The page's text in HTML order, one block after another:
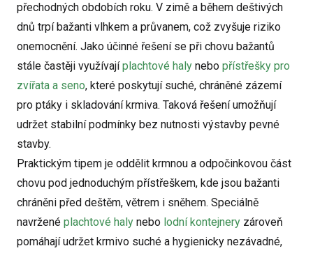
přechodných obdobích roku. V zimě a během deštivých
dnů trpí bažanti vlhkem a průvanem, což zvyšuje riziko
onemocnění. Jako účinné řešení se při chovu bažantů
stále častěji využívajíplachtové haly nebo přístřešky pro
zvířata a seno, které poskytují suché, chráněné zázemí
pro ptáky i skladování krmiva. Taková řešení umožňují
udržet stabilní podmínky bez nutnosti výstavby pevné
stavby.
Praktickým tipem je oddělit krmnou a odpočinkovou část
chovu pod jednoduchým přístřeškem, kde jsou bažanti
chráněni před deštěm, větrem i sněhem. Speciálně
navržené plachtové haly nebo lodní kontejnery zároveň
pomáhají udržet krmivo suché a hygienicky nezávadné,